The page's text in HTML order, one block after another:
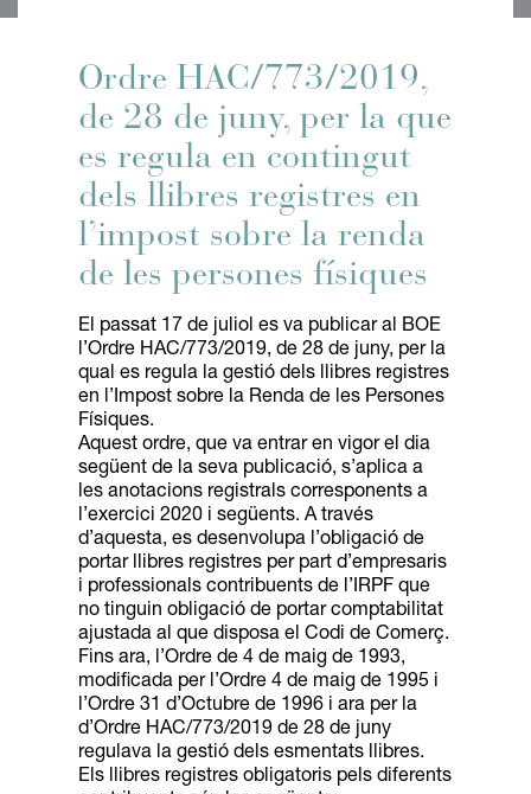
Ordre HAC/773/2019,
de 28 de juny, per la que
es regula en contingut
dels llibres registres en
l’impost sobre la renda
de les persones físiques
El passat 17 de juliol es va publicar al BOE
l’Ordre HAC/773/2019, de 28 de juny, per la
qual es regula la gestió dels llibres registres
en l’Impost sobre la Renda de les Persones
Físiques.
Aquest ordre, que va entrar en vigor el dia
següent de la seva publicació, s’aplica a
les anotacions registrals corresponents a
l’exercici 2020 i següents. A través
d’aquesta, es desenvolupa l’obligació de
portar llibres registres per part d’empresaris
i professionals contribuents de l’IRPF que
no tinguin obligació de portar comptabilitat
ajustada al que disposa el Codi de Comerç.
Fins ara, l’Ordre de 4 de maig de 1993,
modificada per l’Ordre 4 de maig de 1995 i
l’Ordre 31 d’Octubre de 1996 i ara per la
d’Ordre HAC/773/2019 de 28 de juny
regulava la gestió dels esmentats llibres.
Els llibres registres obligatoris pels diferents